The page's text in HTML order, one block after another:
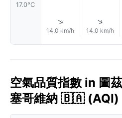
17.0°C
↑
14.0 km/h
↑
14.0 km/h
空氣品質指數 in 圖
塞哥維納 🇧🇦 (AQI)